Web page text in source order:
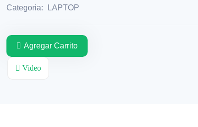
Categoria: LAPTOP
Agregar Carrito
Video